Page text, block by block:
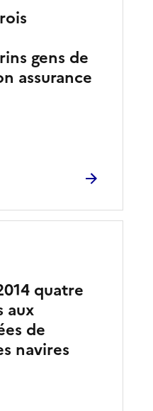
gens de
assurance
quatre
aux
de
navires